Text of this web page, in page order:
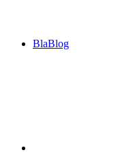
BlaBlog